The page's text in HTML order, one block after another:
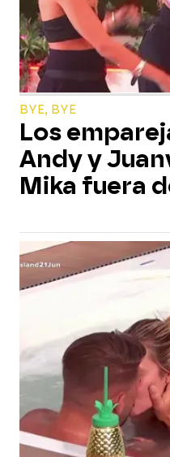
BYE, BYE
Los
Andy y
Mika fuera